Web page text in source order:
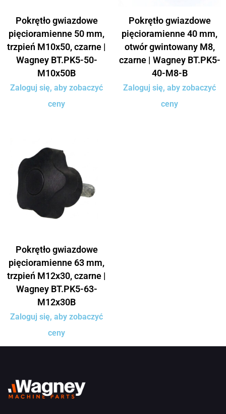
Pokrętło gwiazdowe
pięcioramienne 50 mm,
trzpień M10x50, czarne |
Wagney BT.PK5-50-
M10x50B
Zaloguj się, aby zobaczyć
ceny
Pokrętło gwiazdowe
pięcioramienne 40 mm,
otwór gwintowany M8,
czarne | Wagney BT.PK5-
40-M8-B
Zaloguj się, aby zobaczyć
ceny
Pokrętło gwiazdowe
pięcioramienne 63 mm,
trzpień M12x30, czarne |
Wagney BT.PK5-63-
M12x30B
Zaloguj się, aby zobaczyć
ceny